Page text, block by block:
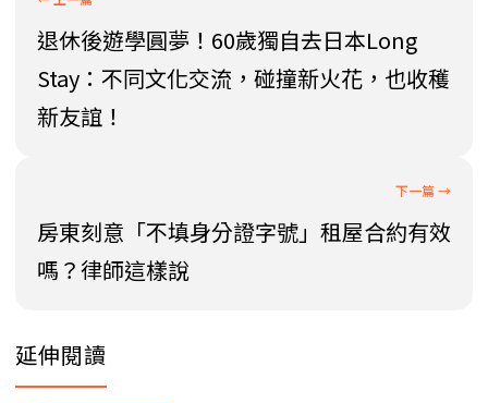
退休後遊學圓夢！60歲獨自去日本Long
Stay：不同文化交流，碰撞新火花，也收穫
新友誼！
房東刻意「不填身分證字號」租屋合約有效
嗎？律師這樣說
延伸閱讀